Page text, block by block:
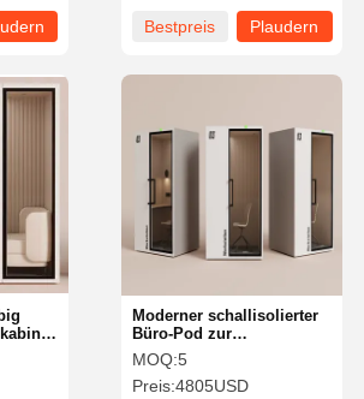
Produkte
Bestpreis
Plaudern
Moderner schallisolierter
Büro-Pod zur
Lärmreduzierung,
anpassbar für Meetings
und Einzelarbeit
MOQ:5
Preis:4805USD